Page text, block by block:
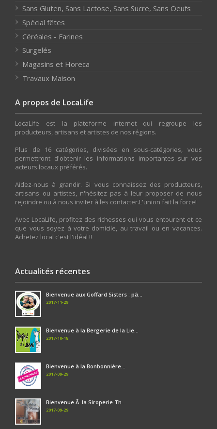
Sans Gluten, Sans Lactose, Sans Sucre, Sans Oeufs
Spécial fêtes
Céréales - Farines
Surgelés
Magasins et Horeca
Travaux Maison
A propos de LocaLife
LocaLife est la plateforme internet qui regroupe les
producteurs, artisans et artistes de nos régions.
Plus de 16 catégories, divisées en sous-catégories, vous
permettront d'obtenir les informations importantes sur vos
acteurs locaux préférés.
Aidez-nous à grandir. Si vous connaissez des producteurs,
artisans ou artistes, n'hésitez pas à leur proposer de nous
rejoindre ou à nous inviter à les contacter.L'union fait la force!
Avec LocaLife, profitez des richesses qui vous entourent et ce
que vous soyez à votre domicile, au travail ou en vacances.
Achetez local c'est l'idéal !!
Actualités récentes
Bienvenue aux Goffard Sisters : pâ...
2017-11-29
Bienvenue à la Bergerie de la Lie...
2017-10-18
Bienvenue à la Bonbonnière...
2017-09-29
Bienvenue Ã la Siroperie Th...
2017-09-29